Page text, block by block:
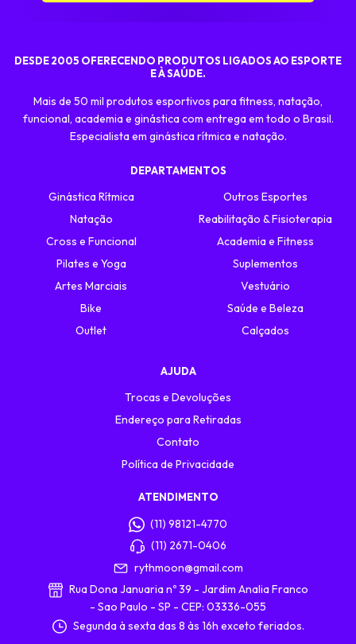
DESDE 2005 OFERECENDO PRODUTOS LIGADOS AO ESPORTE
E À SAÚDE.
Mais de 50 mil produtos esportivos para fitness, natação,
funcional, academia e ginástica com entrega em todo o Brasil.
Especialista em ginástica rítmica e natação.
DEPARTAMENTOS
Ginástica Rítmica
Natação
Cross e Funcional
Pilates e Yoga
Artes Marciais
Bike
Outlet
Outros Esportes
Reabilitação & Fisioterapia
Academia e Fitness
Suplementos
Vestuário
Saúde e Beleza
Calçados
AJUDA
Trocas e Devoluções
Endereço para Retiradas
Contato
Política de Privacidade
ATENDIMENTO
(11) 98121-4770
(11) 2671-0406
rythmoon@gmail.com
Rua Dona Januaria nº 39 - Jardim Analia Franco
- Sao Paulo - SP - CEP: 03336-055
Segunda à sexta das 8 às 16h exceto feriados.